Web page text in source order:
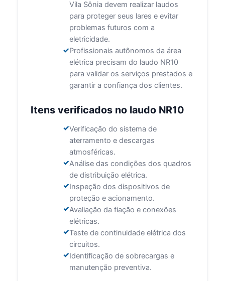
Vila Sônia devem realizar laudos
para proteger seus lares e evitar
problemas futuros com a
eletricidade.
Profissionais autônomos da área
elétrica precisam do laudo NR10
para validar os serviços prestados e
garantir a confiança dos clientes.
Itens verificados no laudo NR10
Verificação do sistema de
aterramento e descargas
atmosféricas.
Análise das condições dos quadros
de distribuição elétrica.
Inspeção dos dispositivos de
proteção e acionamento.
Avaliação da fiação e conexões
elétricas.
Teste de continuidade elétrica dos
circuitos.
Identificação de sobrecargas e
manutenção preventiva.